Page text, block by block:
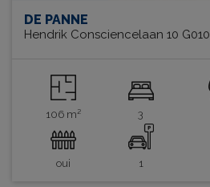
DE PANNE
Hendrik Consciencelaan 10 G010
106 m² 3
oui 1